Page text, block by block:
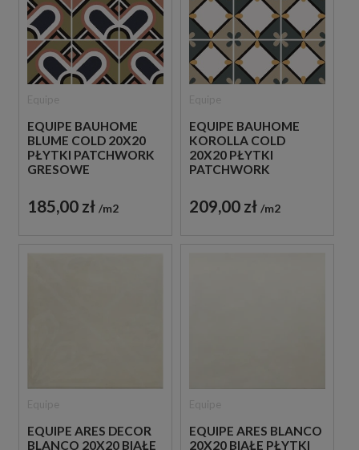
EQUIPE BAUHOME
BLUME COLD 20X20
PŁYTKI PATCHWORK
GRESOWE
185,00 zł m2
EQUIPE BAUHOME
KOROLLA COLD
20X20 PŁYTKI
PATCHWORK
209,00 zł m2
EQUIPE ARES DECOR
BLANCO 20X20 BIAŁE
EQUIPE ARES BLANCO
20X20 BIAŁE PŁYTKI